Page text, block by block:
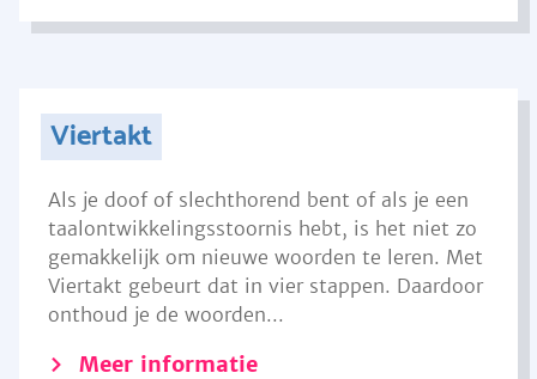
Viertakt
Als je doof of slechthorend bent of als je een
taalontwikkelingsstoornis hebt, is het niet zo
gemakkelijk om nieuwe woorden te leren. Met
Viertakt gebeurt dat in vier stappen. Daardoor
onthoud je de woorden...
Meer informatie